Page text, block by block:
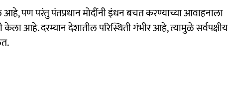
पण परंतु पंतप्रधान मोदींनी इंधन बचत करण्याच्या आवाहनाला
आहे. दरम्यान देशातील परिस्थिती गंभीर आहे, त्यामुळे सर्वपक्षीय